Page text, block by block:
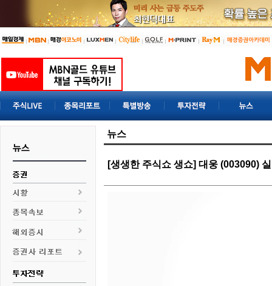
뉴스
[생생한 주식쇼 생쇼] 대웅 (003090)